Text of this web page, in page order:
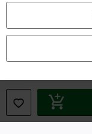
Ley protección de
Declaración de
Información sobre